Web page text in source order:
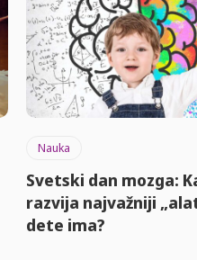
Nauka
Svetski dan mozga:
razvija najvažniji
dete ima?